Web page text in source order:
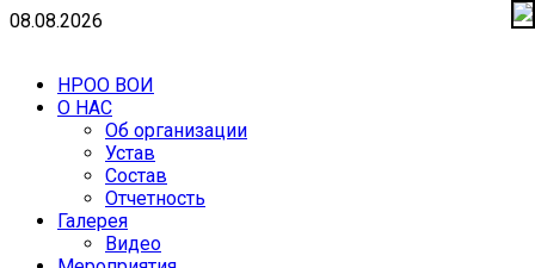
08.08.2026
НРОО ВОИ
О НАС
Об организации
Устав
Состав
Отчетность
Галерея
Видео